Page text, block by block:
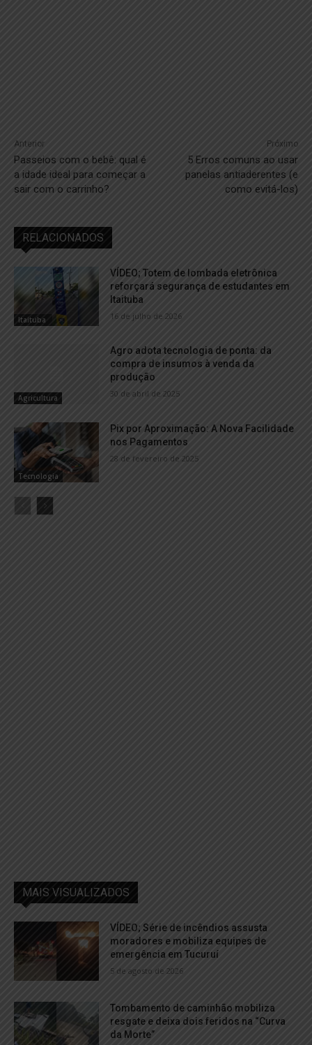
Anterior
Passeios com o bebê: qual é
a idade ideal para começar a
sair com o carrinho?
Próximo
5 Erros comuns ao usar
panelas antiaderentes (e
como evitá-los)
RELACIONADOS
Itaituba
VÍDEO; Totem de lombada eletrônica
reforçará segurança de estudantes em
Itaituba
16 de julho de 2026
Agricultura
Agro adota tecnologia de ponta: da
compra de insumos à venda da
produção
30 de abril de 2025
Tecnologia
Pix por Aproximação: A Nova Facilidade
nos Pagamentos
28 de fevereiro de 2025
MAIS VISUALIZADOS
VÍDEO; Série de incêndios assusta
moradores e mobiliza equipes de
emergência em Tucuruí
5 de agosto de 2026
Tombamento de caminhão mobiliza
resgate e deixa dois feridos na “Curva
da Morte”